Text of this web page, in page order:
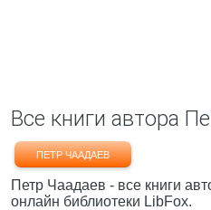
Все книги автора
ПЕТР ЧААДАЕВ
Петр Чаадаев - все книги
онлайн библиотеки LibFox.